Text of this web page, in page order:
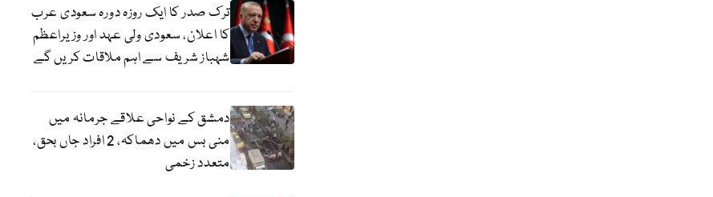
ترک صدر کا ایک روزہ دورہ سعودی عرب
کا اعلان، سعودی ولی عہد اور وزیراعظم
شہباز شریف سے اہم ملاقات کریں گے
دمشق کے نواحی علاقے جرمانہ میں
منی بس میں دھماکہ، 2 افراد جاں بحق،
متعدد زخمی